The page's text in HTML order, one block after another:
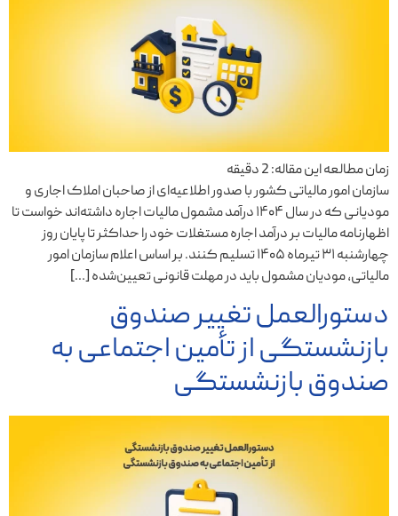
زمان مطالعه این مقاله:2دقیقه
سازمان امور مالیاتی کشور با صدور اطلاعیه‌ای از صاحبان املاک اجاری و
مودیانی که در سال ۱۴۰۴ درآمد مشمول مالیات اجاره داشته‌اند خواست تا
اظهارنامه مالیات بر درآمد اجاره مستغلات خود را حداکثر تا پایان روز
چهارشنبه ۳۱ تیرماه ۱۴۰۵ تسلیم کنند. بر اساس اعلام سازمان امور
مالیاتی، مودیان مشمول باید در مهلت قانونی تعیین‌شده […]
دستورالعمل تغییر صندوق
بازنشستگی از تأمین اجتماعی به
صندوق بازنشستگی